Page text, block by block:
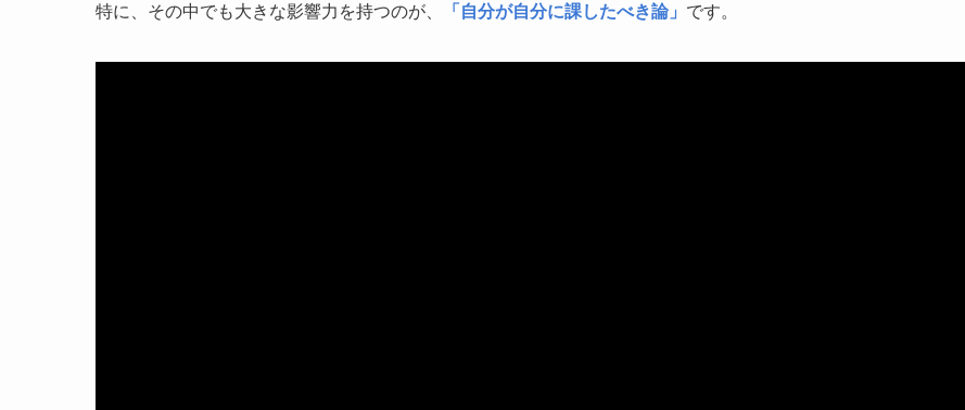
特に、その中でも大きな影響力を持つのが、 「自分が自分に課したべき論」 です。